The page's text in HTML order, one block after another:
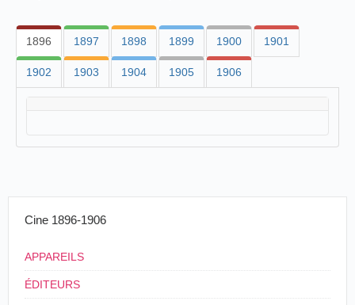
1896 1897 1898 1899 1900 1901
1902 1903 1904 1905 1906
Cine 1896-1906
APPAREILS
ÉDITEURS